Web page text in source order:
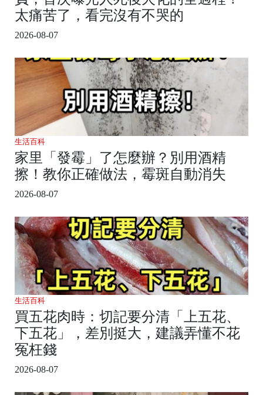
太痛苦了，看完沒有不哭的
2026-08-07
生活百科
家里「發霉」了怎麼辦？別用酒精
擦！教你正確做法，霉斑自動消失
2026-08-07
生活百科
買五花肉時：切記要分清「上五花、
下五花」，差別挺大，建議弄懂不花
冤枉錢
2026-08-07